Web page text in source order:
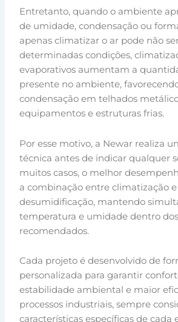
Entretanto, quando o ambiente
de umidade, condensação ou
apenas climatizar o ar pode não
determinadas condições,
evaporativos aumentam a
presente no ambiente,
condensação em telhados
equipamentos e estruturas frias.
Por esse motivo, a Newar realiza
técnica antes de indicar qualquer
muitos casos, o melhor
a combinação entre climatização e
desumidificação, mantendo
temperatura e umidade dentro
recomendados.
Cada projeto é desenvolvido de
personalizada para garantir
estabilidade ambiental e maior
processos industriais, sempre
características específicas de cada